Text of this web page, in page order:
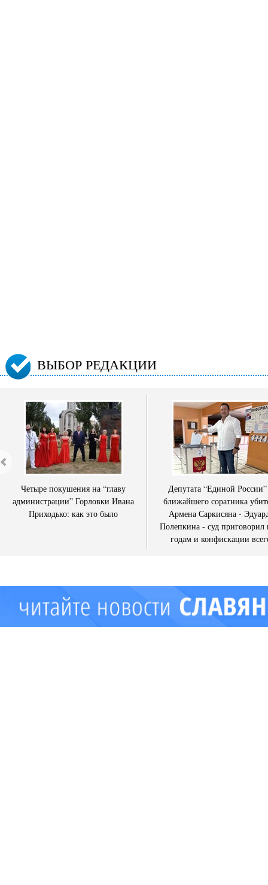
ВЫБОР РЕДАКЦИИ
Четыре покушения на “главу
администрации” Горловки Ивана
Приходько: как это было
Депутата “Единой
ближайшего соратника
Армена Саркисяна -
Полепкина - суд приговорил
годам и конфискации